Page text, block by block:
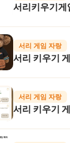
서리키우기
서리 게임 자랑
서리 키우기
서리 게임 자랑
서리 키우기